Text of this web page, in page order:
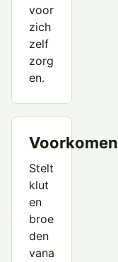
voor
zich
zelf
zorg
en.
Voorkomen
Stelt
klut
en
broe
den
vana